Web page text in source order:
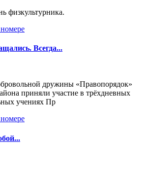
физкультурника.
Всегда...
дружины «Правопорядок»
приняли участие в трёхдневных
учениях Пр